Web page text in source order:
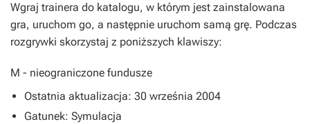
Wgraj trainera do katalogu, w którym jest zainstalowana
gra, uruchom go, a następnie uruchom samą grę. Podczas
rozgrywki skorzystaj z poniższych klawiszy:
M - nieograniczone fundusze
Ostatnia aktualizacja: 30 września 2004
Gatunek: Symulacja